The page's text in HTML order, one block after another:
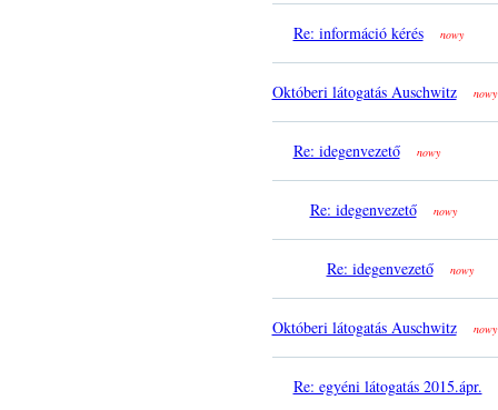
Re: információ kérés nowy
Októberi látogatás Auschwitz nowy
Re: idegenvezető nowy
Re: idegenvezető nowy
Re: idegenvezető nowy
Októberi látogatás Auschwitz nowy
Re: egyéni látogatás 2015.ápr.